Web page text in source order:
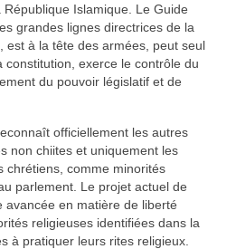
Islamique. Le Guide
grandes lignes directrices de la
est à la tête des armées, peut seul
constitution, exerce le contrôle du
du pouvoir législatif et de
officiellement les autres
non chiites et uniquement les
chrétiens, comme minorités
parlement. Le projet actuel de
en matière de liberté
religieuses identifiées dans la
à pratiquer leurs rites religieux.